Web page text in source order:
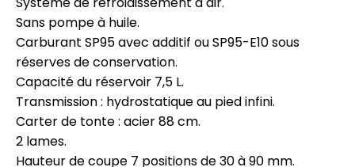
Sans pompe à huile.
Carburant SP95 avec additif ou SP95-E10 sous
réserves de conservation.
Capacité du réservoir 7,5 L.
Transmission : hydrostatique au pied infini.
Carter de tonte : acier 88 cm.
2 lames.
Hauteur de coupe 7 positions de 30 à 90 mm.